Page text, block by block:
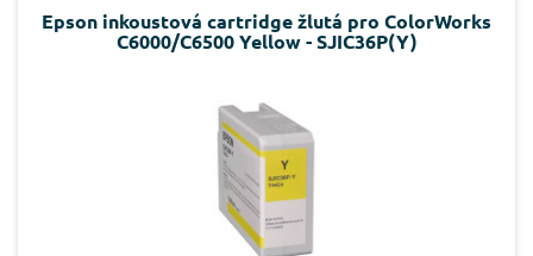
Epson inkoustová cartridge žlutá pro ColorWorks
C6000/C6500 Yellow - SJIC36P(Y)